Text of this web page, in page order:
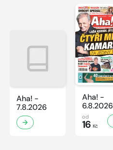
Aha! -
7.8.2026
Aha! -
6.8.2026
od
16 Kč